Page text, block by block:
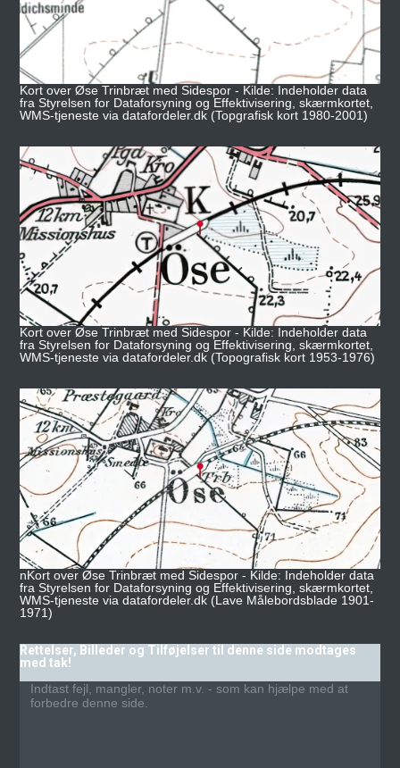
Kort over Øse Trinbræt med Sidespor - Kilde: Indeholder data
fra Styrelsen for Dataforsyning og Effektivisering, skærmkortet,
WMS-tjeneste via datafordeler.dk (Topgrafisk kort 1980-2001)
Kort over Øse Trinbræt med Sidespor - Kilde: Indeholder data
fra Styrelsen for Dataforsyning og Effektivisering, skærmkortet,
WMS-tjeneste via datafordeler.dk (Topografisk kort 1953-1976)
nKort over Øse Trinbræt med Sidespor - Kilde: Indeholder data
fra Styrelsen for Dataforsyning og Effektivisering, skærmkortet,
WMS-tjeneste via datafordeler.dk (Lave Målebordsblade 1901-
1971)
Rettelser, Billeder og Tilføjelser til denne side modtages
med tak!